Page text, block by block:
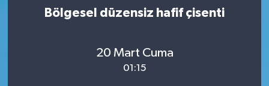
Bölgesel düzensiz hafif çisenti
20 Mart Cuma
01:15
Sağlık